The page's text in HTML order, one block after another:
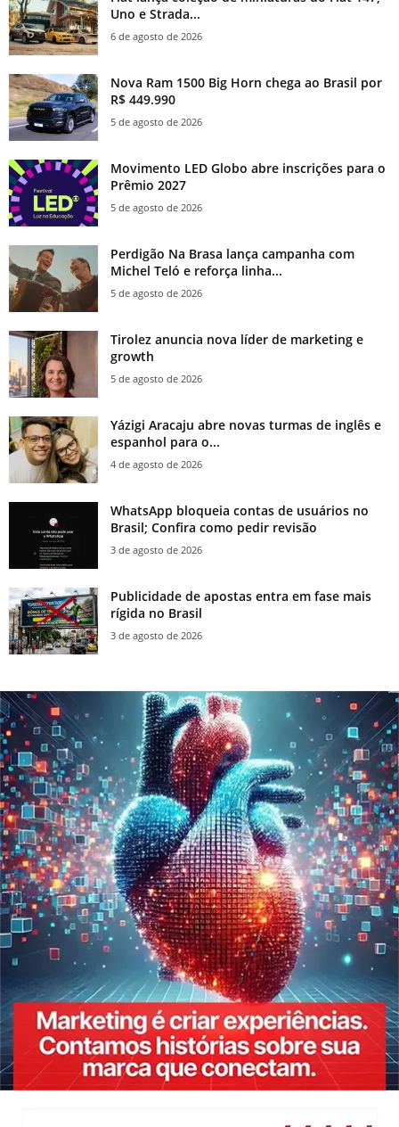
Uno e Strada...
6 de agosto de 2026
Nova Ram 1500 Big Horn chega ao Brasil por
R$ 449.990
5 de agosto de 2026
Movimento LED Globo abre inscrições para o
Prêmio 2027
5 de agosto de 2026
Perdigão Na Brasa lança campanha com
Michel Teló e reforça linha...
5 de agosto de 2026
Tirolez anuncia nova líder de marketing e
growth
5 de agosto de 2026
Yázigi Aracaju abre novas turmas de inglês e
espanhol para o...
4 de agosto de 2026
WhatsApp bloqueia contas de usuários no
Brasil; Confira como pedir revisão
3 de agosto de 2026
Publicidade de apostas entra em fase mais
rígida no Brasil
3 de agosto de 2026